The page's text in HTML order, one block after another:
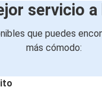
servicio
que puedes
más cómodo: